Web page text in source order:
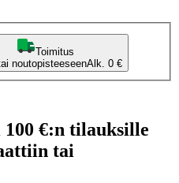
Toimitus
noutopisteeseenAlk. 0 €
€:n tilauksille
tai